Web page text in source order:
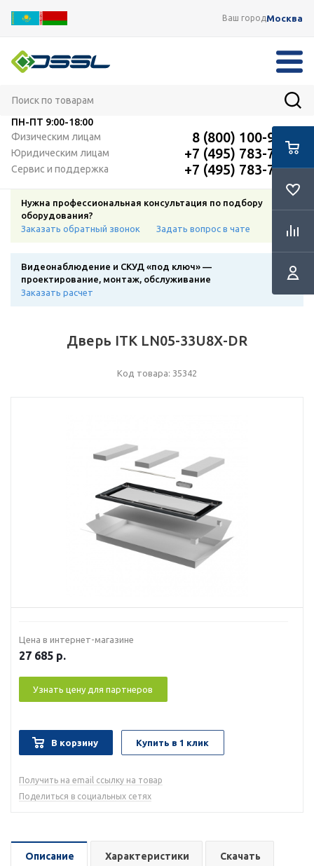
Ваш городМосква
ПН-ПТ 9:00-18:00
Физическим лицам
8 (800) 100-91-12
Юридическим лицам +7 (495) 783-72-87
Сервис и поддержка +7 (495) 783-72-87
Нужна профессиональная консультация по подбору
оборудования?
Заказать обратный звонок
Задать вопрос в чате
Видеонаблюдение и СКУД «под ключ» —
проектирование, монтаж, обслуживание
Заказать расчет
Дверь ITK LN05-33U8X-DR
Код товара: 35342
Цена в интернет-магазине
27 685 р.
Узнать цену для партнеров
В корзину Купить в 1 клик
Получить на email ссылку на товар
Поделиться в социальных сетях
Описание Характеристики Скачать